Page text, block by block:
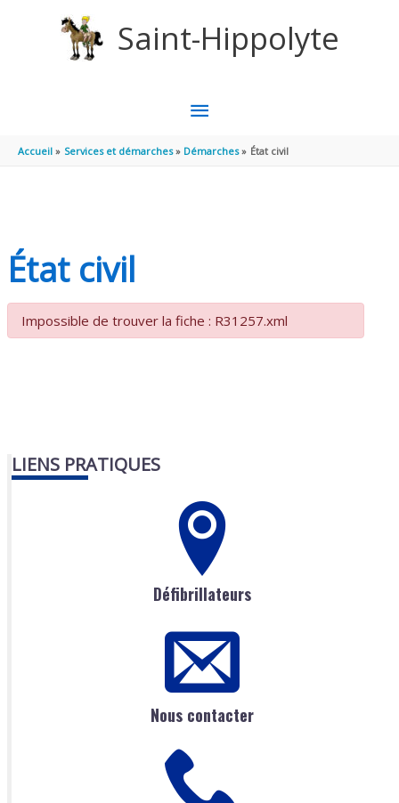
Saint-Hippolyte
MENU
PRINCIPAL
Accueil Services et démarches Démarches État civil
État civil
Impossible de trouver la fiche : R31257.xml
LIENS PRATIQUES
Défibrillateurs
Nous contacter